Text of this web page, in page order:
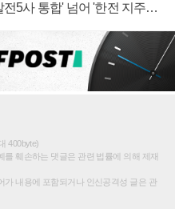
전5사 통합' 넘어 '한전 지주사'
400byte)
훼손하는 댓글은 관련 법률에 의해 제재
가 내용에 포함되거나 인신공격성 글은 관